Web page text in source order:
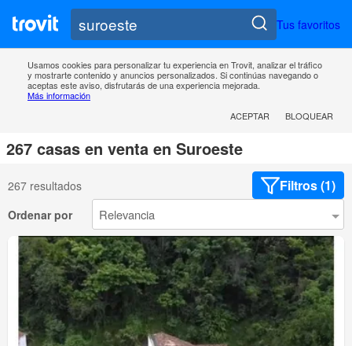
Tus favoritos
Usamos cookies para personalizar tu experiencia en Trovit, analizar el tráfico
y mostrarte contenido y anuncios personalizados. Si continúas navegando o
aceptas este aviso, disfrutarás de una experiencia mejorada.
Más información
ACEPTAR
BLOQUEAR
267 casas en venta en Suroeste
267 resultados Filtros (1)
Ordenar por